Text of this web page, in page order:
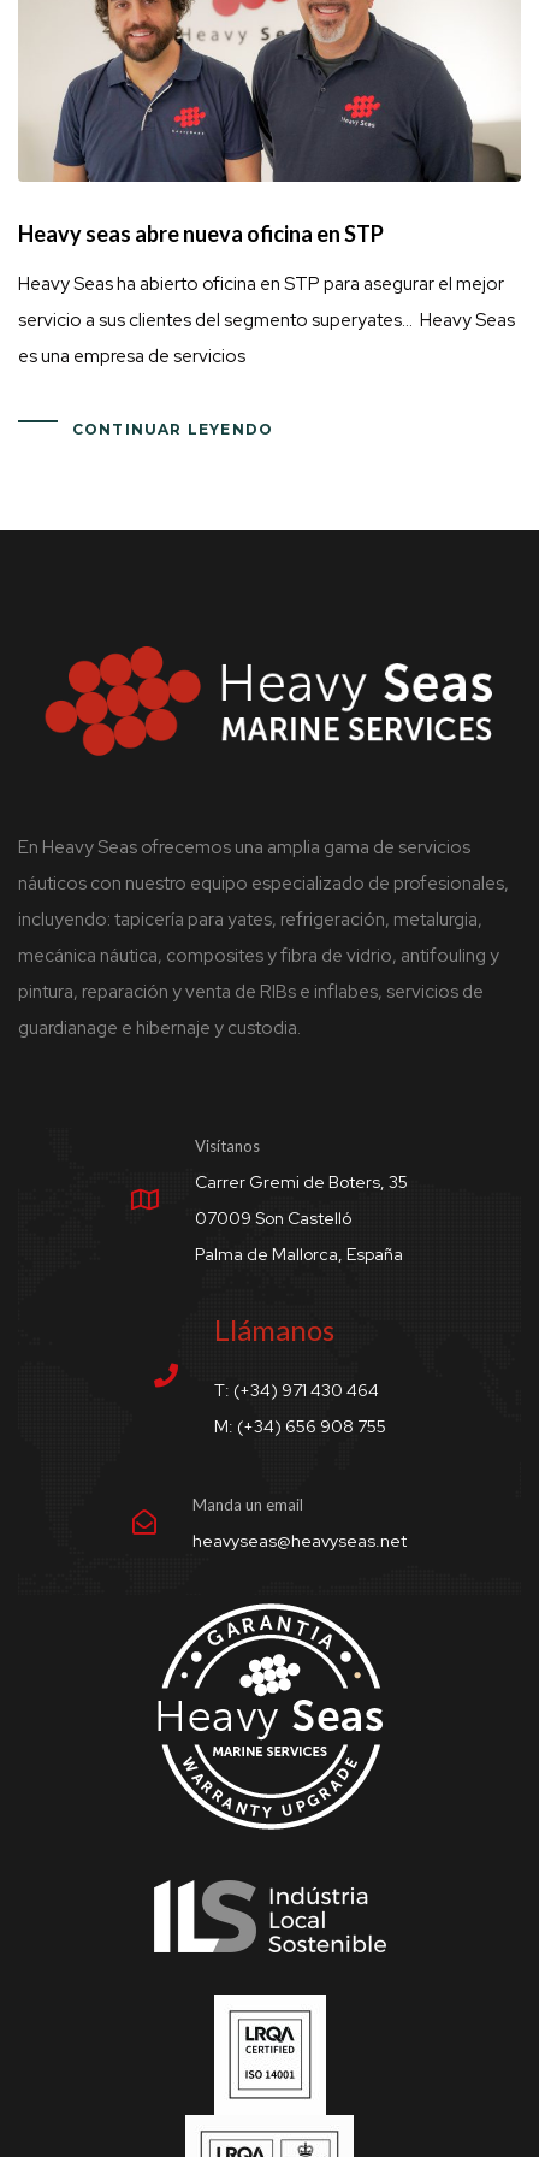
Heavy seas abre nueva oficina en STP
Heavy Seas ha abierto oficina en STP para asegurar el mejor
servicio a sus clientes del segmento superyates… Heavy Seas
es una empresa de servicios
CONTINUAR LEYENDO
En Heavy Seas ofrecemos una amplia gama de servicios
náuticos con nuestro equipo especializado de profesionales,
incluyendo: tapicería para yates, refrigeración, metalurgia,
mecánica náutica, composites y fibra de vidrio, antifouling y
pintura, reparación y venta de RIBs e inflabes, servicios de
guardianage e hibernaje y custodia.
Visítanos
Carrer Gremi de Boters, 35
07009 Son Castelló
Palma de Mallorca, España
Llámanos
T: (+34) 971 430 464
M: (+34) 656 908 755
Manda un email
heavyseas@heavyseas.net